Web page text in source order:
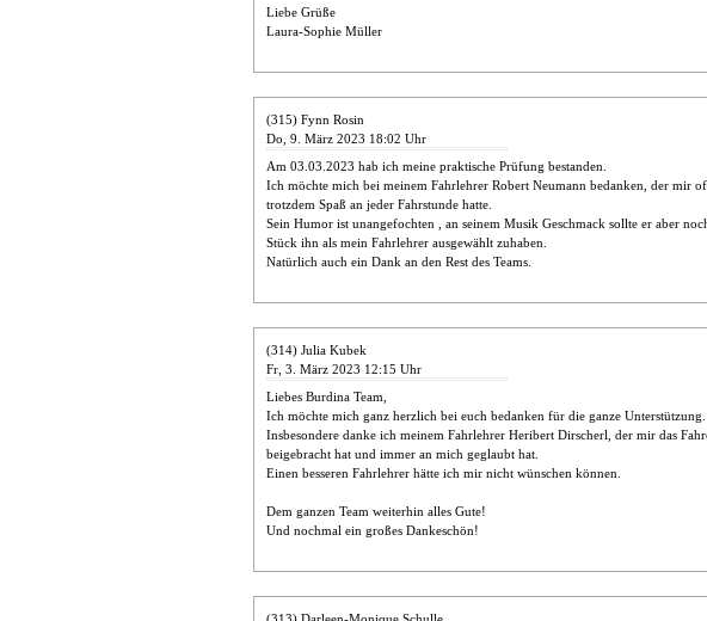
Liebe Grüße
Laura-Sophie Müller
(315) Fynn Rosin
Do, 9. März 2023 18:02 Uhr
Am 03.03.2023 hab ich meine praktische Prüfung bestanden.
Ich möchte mich bei meinem Fahrlehrer Robert Neumann bedanken, der mir
trotzdem Spaß an jeder Fahrstunde hatte.
Sein Humor ist unangefochten , an seinem Musik Geschmack sollte er aber
Stück ihn als mein Fahrlehrer ausgewählt zuhaben.
Natürlich auch ein Dank an den Rest des Teams.
(314) Julia Kubek
Fr, 3. März 2023 12:15 Uhr
Liebes Burdina Team,
Ich möchte mich ganz herzlich bei euch bedanken für die ganze Unterstützung.
Insbesondere danke ich meinem Fahrlehrer Heribert Dirscherl, der mir das
beigebracht hat und immer an mich geglaubt hat.
Einen besseren Fahrlehrer hätte ich mir nicht wünschen können.
Dem ganzen Team weiterhin alles Gute!
Und nochmal ein großes Dankeschön!